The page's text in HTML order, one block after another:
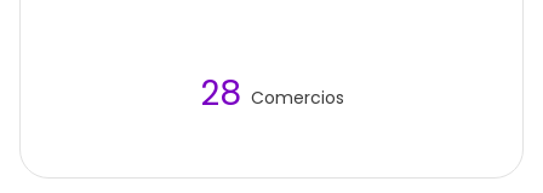
28 Comercios